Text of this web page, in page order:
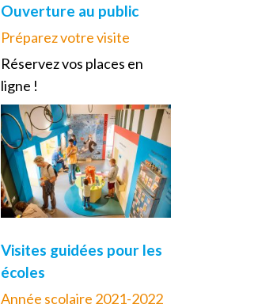
Ouverture au public
Préparez votre visite
Réservez vos places en
ligne !
Visites guidées pour les
écoles
Année scolaire 2021-2022